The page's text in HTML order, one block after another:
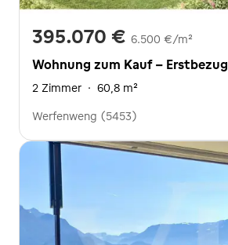
395.070 € 6.500 €/m²
Wohnung zum Kauf - Erstbezug
2 Zimmer · 60,8 m²
Werfenweng (5453)